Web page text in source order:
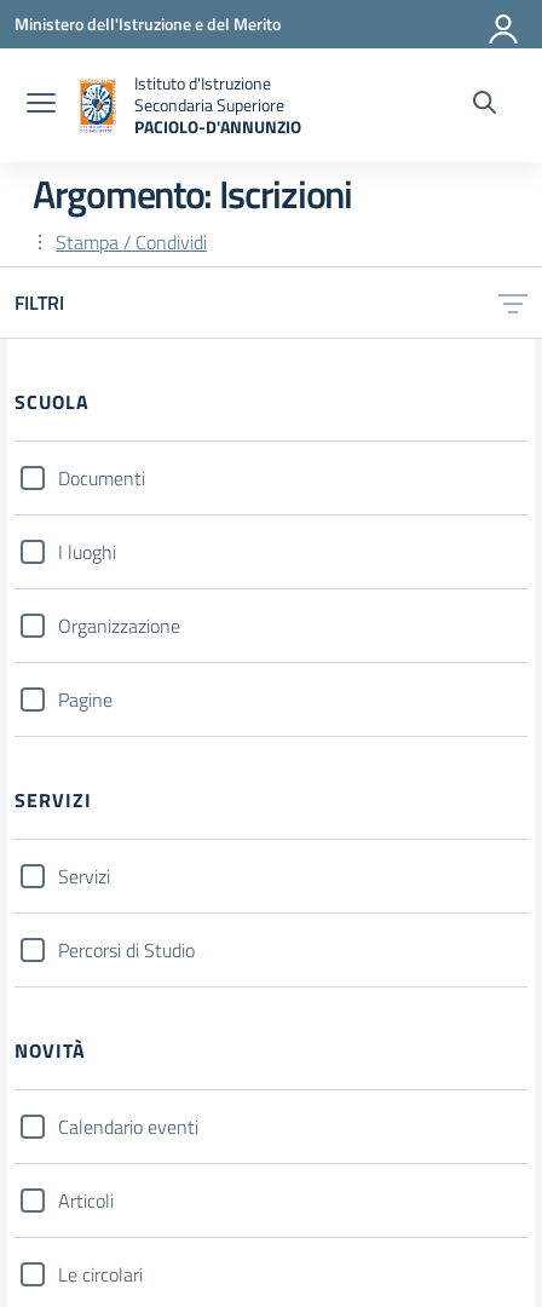
Vai ai contenuti
Vai al menu di navigazione
Vai al footer
Ministero dell'Istruzione e del Merito
Istituto d'Istruzione
Secondaria Superiore
PACIOLO-D'ANNUNZIO
Argomento: Iscrizioni
Stampa / Condividi
FILTRI
Filtri
SCUOLA
Documenti
I luoghi
Organizzazione
Pagine
SERVIZI
Servizi
Percorsi di Studio
NOVITÀ
Calendario eventi
Articoli
Le circolari